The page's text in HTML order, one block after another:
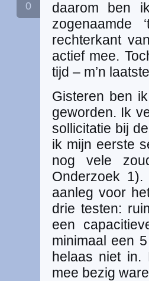
0
daarom ben
rechterkant
actief mee.
tijd – m’n
Gisteren ben
geworden. Ik
sollicitatie bij
ik mijn eerste
nog vele
Onderzoek
aanleg voor
drie testen:
een
minimaal een
helaas niet in.
mee bezig